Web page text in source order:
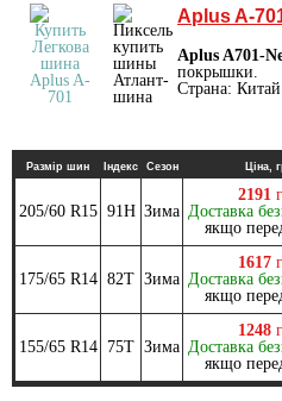
Aplus A-
Aplus A701-
покрышки.
Страна: Китай.
Размір шин Індекс Сезон Ціна,
205/60 R15 91H Зима
2191
Доставка
якщо
175/65 R14 82T Зима
1617
Доставка
якщо
155/65 R14 75T Зима
1248
Доставка
якщо